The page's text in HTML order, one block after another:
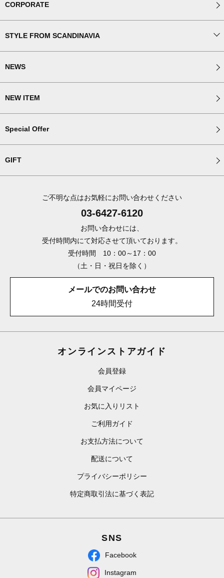
CORPORATE
STYLE FROM SCANDINAVIA
NEWS
NEW ITEM
Special Offer
GIFT
ご不明な点はお気軽にお問い合わせください
03-6427-6120
お問い合わせには、
受付時間内にて対応させて頂いております。
受付時間 10：00～17：00
（土・日・祝日を除く）
メールでのお問い合わせ
24時間受付
オンラインストアガイド
会員登録
会員マイページ
お気に入りリスト
ご利用ガイド
お支払方法について
配送について
プライバシーポリシー
特定商取引法に基づく表記
SNS
Facebook
Instagram